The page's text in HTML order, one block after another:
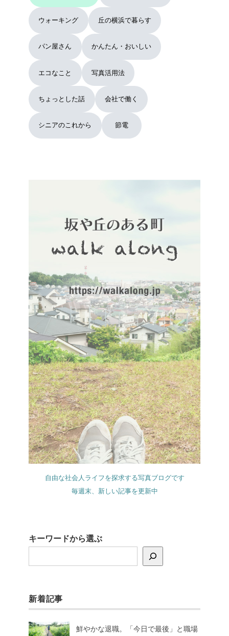
ウォーキング 丘の横浜で暮らす
パン屋さん かんたん・おいしい
エコなこと 写真活用法
ちょっとした話 会社で働く
シニアのこれから 節電
自由な社会人ライフを探求する写真ブログです
毎週末、新しい記事を更新中
キーワードから選ぶ
新着記事
鮮やかな退職。「今日で最後」と職場